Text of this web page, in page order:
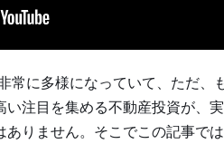
常に多様になっていて、ただ、
注目を集める不動産投資が、
りません。そこでこの記事で